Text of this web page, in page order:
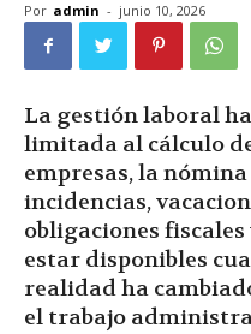
Por admin - junio 10, 2026
La gestión laboral
limitada al cálculo
empresas, la
incidencias,
obligaciones
estar disponibles
realidad ha
el trabajo